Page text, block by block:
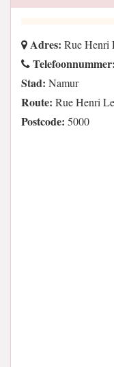
Adres: Rue Henri
Telefoonnummer:
Stad: Namur
Route: Rue Henri
Postcode: 5000